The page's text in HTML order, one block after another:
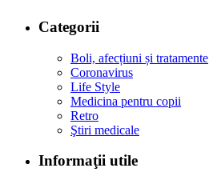
Categorii
Boli, afecțiuni și tratamente
Coronavirus
Life Style
Medicina pentru copii
Retro
Ştiri medicale
Informaţii utile